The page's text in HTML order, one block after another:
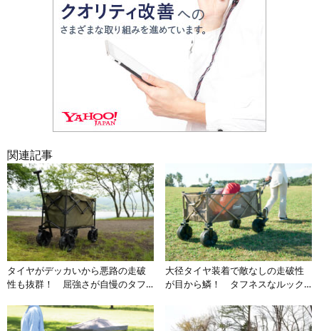
関連記事
タイヤがデッカいから悪路の走破
性も抜群！ 屈強さが自慢のタフ
大径タイヤ装着で敵なしの走破性
が目から鱗！ タフネスなルック